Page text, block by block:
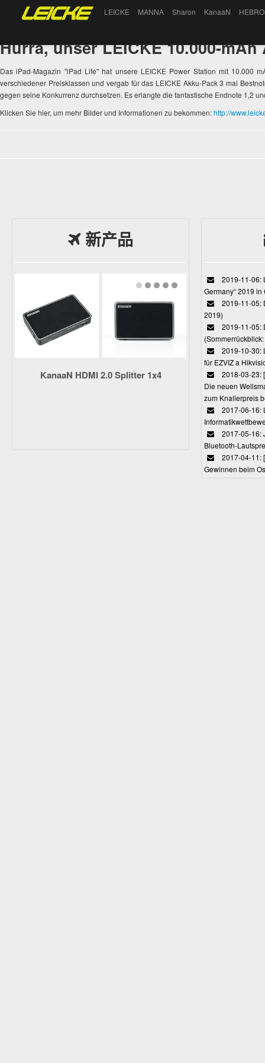
LEICKE MANNA Sharon KanaaN
Hurra, unser LEICKE 10.000-
Das iPad-Magazin "iPad Life" hat unsere LEICKE Power Station mit 10.000
verschiedener Preisklassen und vergab für das LEICKE Akku-Pack 3 mal
gegen seine Konkurrenz durchsetzen. Es erlangte die fantastische Endnote 1,2
Klicken Sie hier, um mehr Bilder und Informationen zu bekommen:http://
新产品
KanaaN HDMI 2.0 Splitter 1x4
2019-11-06:
Germany“ 2019
2019-11-05:
2019)
2019-11-05:
2019-10-30:
für EZVIZ a
2018-03-23:
Die neuen
zum Knallerpreis
2017-06-16:
2017-05-16:
Bluetooth-
2017-04-11:
Gewinnen beim